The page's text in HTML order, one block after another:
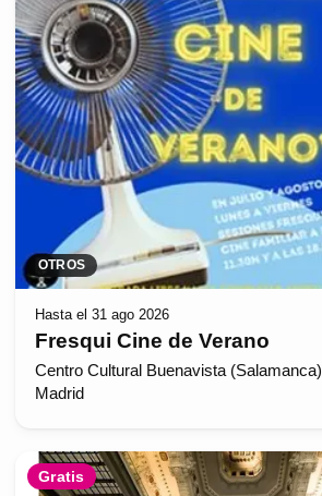
OTROS
Hasta el 31 ago 2026
Fresqui Cine de Verano
Centro Cultural Buenavista (Salamanca)
Madrid
Gratis